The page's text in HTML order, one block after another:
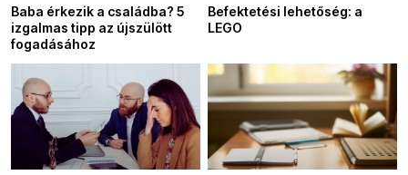
Baba érkezik a családba? 5
izgalmas tipp az újszülött
fogadásához
Befektetési lehetőség: a
LEGO